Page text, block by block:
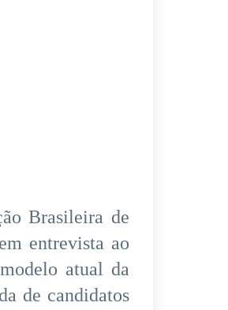
Brasileira de
entrevista ao
atual da
de candidatos